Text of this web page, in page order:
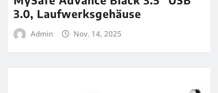
3.0, Laufwerksgehäuse
Admin Nov. 14, 2025